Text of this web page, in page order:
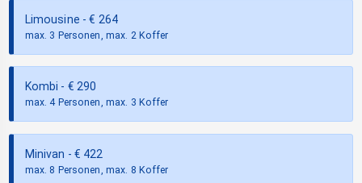
Limousine - € 264
max. 3 Personen, max. 2 Koffer
Kombi - € 290
max. 4 Personen, max. 3 Koffer
Minivan - € 422
max. 8 Personen, max. 8 Koffer